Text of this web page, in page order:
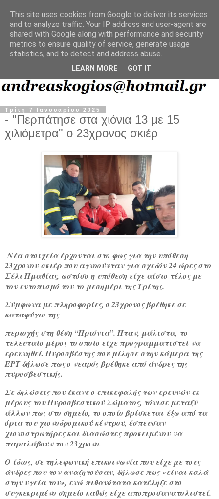
Τρίτη 7 Ιανουαρίου 2025
- "Περπάτησε στα χιόνια 13 με 15
χιλιόμετρα" ο 23χρονος σκιέρ
Νέα στοιχεία έρχονται στο φως για την υπόθεση
23χρονου σκιέρ που αγνοούνταν για σχεδόν 24 ώρες στο
Σέλι Ημαθίας, ωστόσο η υπόθεση είχε αίσιο τέλος με
τον εντοπισμό του το μεσημέρι της Τρίτης.
Σύμφωνα με πληροφορίες, ο 23χρονος βρέθηκε σε
καταφύγιο της
περιοχής στη θέση “Πριόνια”. Ήταν, μάλιστα, το
τελευταίο μέρος το οποίο είχε προγραμματιστεί να
ερευνηθεί. Πυροσβέστης που μίλησε στην κάμερα της
ΕΡΤ δήλωσε πως ο νεαρός βρέθηκε από άνδρες της
πυροσβεστικής.
Σε δηλώσεις που έκανε ο επικεφαλής των ερευνών εκ
μέρους του Πυροσβεστικού Σώματος, τόνισε μεταξύ
άλλων πως στο σημείο, το οποίο βρίσκεται έξω από τα
όρια του χιονοδρομικού κέντρου, έσπευσαν
χιονοστρωτήρες και διασώστες προκειμένου να
παραλάβουν τον 23χρονο.
Ο ίδιος, σε τηλεφωνική επικοινωνία που είχε με τους
άνδρες που τον αναζητούσαν, δήλωσε πως «είναι καλά
στην υγεία του», ενώ πιθανότατα κατέληξε στο
συγκεκριμένο σημείο καθώς είχε αποπροσανατολιστεί.
This site uses cookies from Google to deliver its services
and to analyze traffic. Your IP address and user-agent are
shared with Google along with performance and security
metrics to ensure quality of service, generate usage
statistics, and to detect and address abuse.
LEARN MORE GOT IT